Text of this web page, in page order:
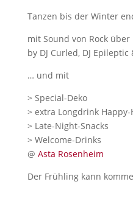
Tanzen bis der Winter
mit Sound von Rock
by DJ Curled, DJ Epileptic
… und mit
> Special-Deko
> extra Longdrink
> Late-Night-Snacks
> Welcome-Drinks
@ Asta Rosenheim
Der Frühling kann